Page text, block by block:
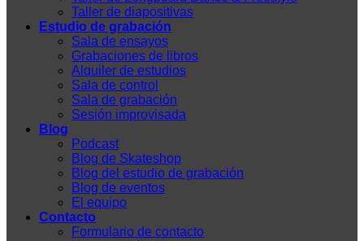
Taller de diapositivas
Estudio de grabación
Sala de ensayos
Grabaciones de libros
Alquiler de estudios
Sala de control
Sala de grabación
Sesión improvisada
Blog
Podcast
Blog de Skateshop
Blog del estudio de grabación
Blog de eventos
El equipo
Contacto
Formulario de contacto